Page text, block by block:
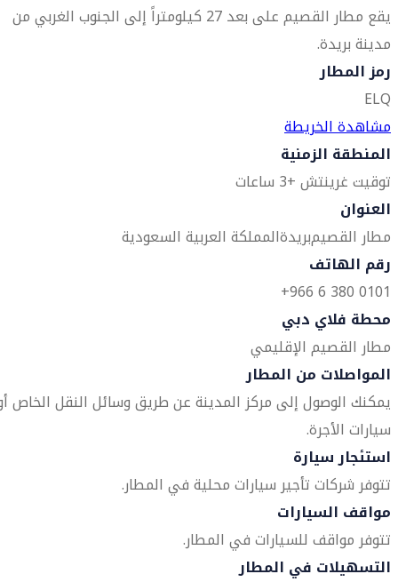
يقع مطار القصيم على بعد 27 كيلومتراً إلى الجنوب الغربي من
مدينة بريدة.
رمز المطار
ELQ
مشاهدة الخريطة
المنطقة الزمنية
توقيت غرينتش +3 ساعات
العنوان
مطار القصيمبريدةالمملكة العربية السعودية
رقم الهاتف
0101 380 6 966+
محطة فلاي دبي
مطار القصيم الإقليمي
المواصلات من المطار
يمكنك الوصول إلى مركز المدينة عن طريق وسائل النقل الخاص
سيارات الأجرة.
استئجار سيارة
تتوفر شركات تأجير سيارات محلية في المطار.
مواقف السيارات
تتوفر مواقف للسيارات في المطار.
التسهيلات في المطار